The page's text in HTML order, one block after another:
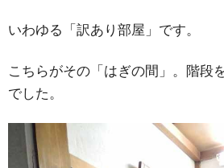
いわゆる「訳あり部屋」です。
こちらがその「はぎの間」。階段
でした。